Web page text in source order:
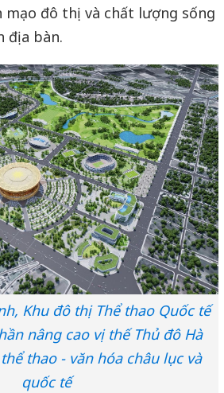
mạo đô thị và chất lượng sống
địa bàn.
Khu đô thị Thể thao Quốc tế
nâng cao vị thế Thủ đô Hà
thao - văn hóa châu lục và
quốc tế